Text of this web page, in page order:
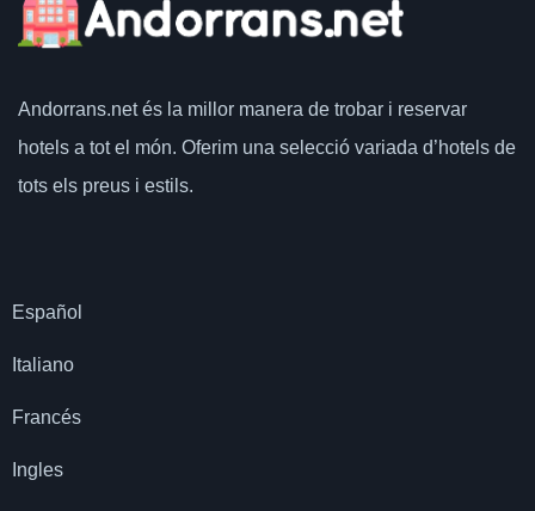
Andorrans.netés la millor manera de trobar i reservar
hotels a tot el món. Oferim una selecció variada d’hotels de
tots els preus i estils.
Español
Italiano
Francés
Ingles